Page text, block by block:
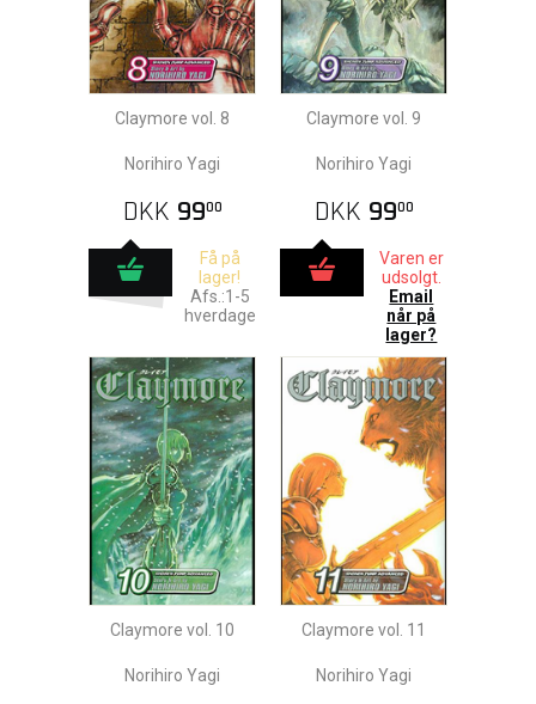
Claymore vol. 8
Norihiro Yagi
DKK 9900
Få på
lager!
Afs.:1-5
hverdage
Claymore vol. 9
Norihiro Yagi
DKK 9900
Varen er
udsolgt.
Email
når på
lager?
Claymore vol. 10
Norihiro Yagi
Claymore vol. 11
Norihiro Yagi